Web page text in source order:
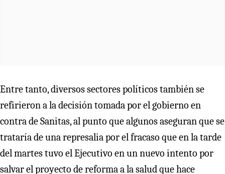
Entre tanto, diversos sectores políticos también se
refirieron a la decisión tomada por el gobierno en
contra de Sanitas, al punto que algunos aseguran que se
trataría de una represalia por el fracaso que en la tarde
del martes tuvo el Ejecutivo en un nuevo intento por
salvar el proyecto de reforma a la salud que hace